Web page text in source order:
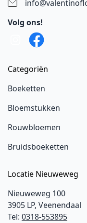
Volg ons!
Categoriën
Boeketten
Bloemstukken
Rouwbloemen
Bruidsboeketten
Locatie Nieuweweg
Nieuweweg 100
3905 LP, Veenendaal
Tel: 0318-553895